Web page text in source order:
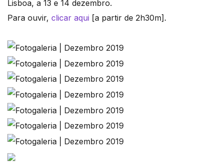
Lisboa, a 13 e 14 dezembro.
Para ouvir, clicar aqui [a partir de 2h30m].